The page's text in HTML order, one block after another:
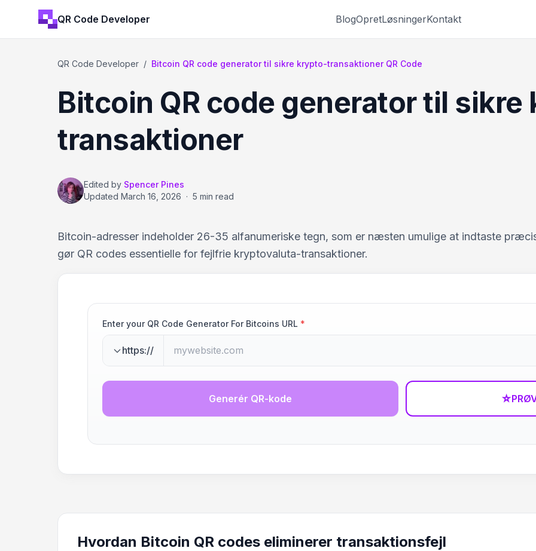
QR Code Developer BlogOpretLøsningerKontakt
QR Code Developer / Bitcoin QR code generator til sikre krypto-transaktioner QR Code
Bitcoin QR code generator til
transaktioner
Edited by Spencer Pines
Updated March 16, 2026 · 5 min read
Bitcoin-adresser indeholder 26-35 alfanumeriske tegn, som er næsten umulige at indtaste
gør QR codes essentielle for fejlfrie kryptovaluta-transaktioner.
Enter your QR Code Generator For Bitcoins URL *
https://
Generér QR-kode ☆
Hvordan Bitcoin QR codes eliminerer transaktionsfejl